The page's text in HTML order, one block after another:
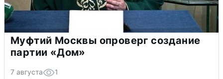
Муфтий Москвы опроверг создание
партии «Дом»
7 августа 1